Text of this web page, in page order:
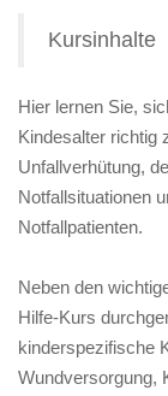
Kursinhalte
Hier lernen Sie,
Kindesalter richtig
Unfallverhütung,
Notfallsituationen
Notfallpatienten.
Neben den
Hilfe-Kurs
kinderspezifische
Wundversorgung,